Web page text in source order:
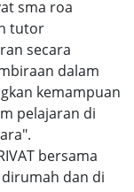
sma roa
tutor
secara
dalam
kemampuan
pelajaran di
bersama
dan di